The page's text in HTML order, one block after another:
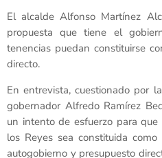
El alcalde Alfonso Martínez
propuesta que tiene el
tenencias puedan constituirse
directo.
En entrevista, cuestionado por
gobernador Alfredo Ramírez
un intento de esfuerzo para
los Reyes sea constituida
autogobierno y presupuesto